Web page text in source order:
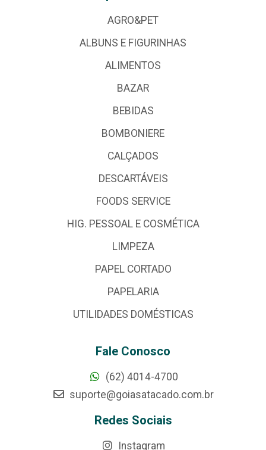
AGRO&PET
ALBUNS E FIGURINHAS
ALIMENTOS
BAZAR
BEBIDAS
BOMBONIERE
CALÇADOS
DESCARTÁVEIS
FOODS SERVICE
HIG. PESSOAL E COSMÉTICA
LIMPEZA
PAPEL CORTADO
PAPELARIA
UTILIDADES DOMÉSTICAS
Fale Conosco
(62) 4014-4700
suporte@goiasatacado.com.br
Redes Sociais
Instagram